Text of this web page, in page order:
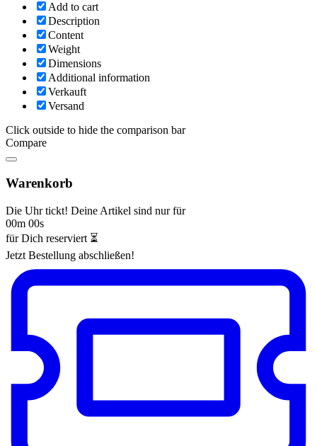
Add to cart
Description
Content
Weight
Dimensions
Additional information
Verkauft
Versand
Click outside to hide the comparison bar
Compare
Warenkorb
Die Uhr tickt! Deine Artikel sind nur für
00m 00s
für Dich reserviert ⏳
Jetzt Bestellung abschließen!